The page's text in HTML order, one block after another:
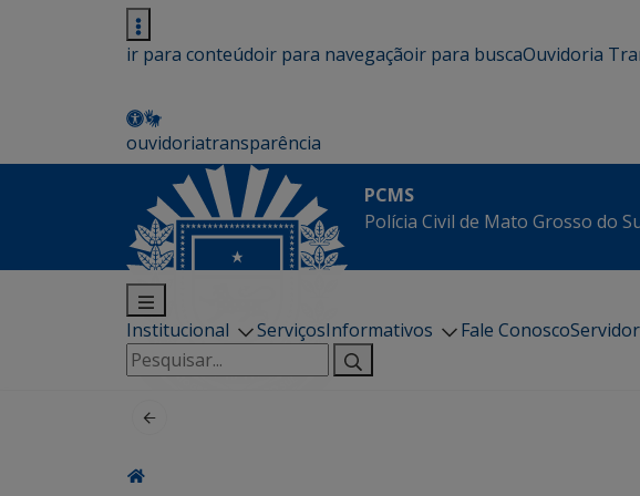
ir para conteúdoir para navegaçãoir para buscaOuvidoria
ouvidoriatransparência
PCMS
Polícia Civil de Mato Grosso do
Institucional ServiçosInformativos Fale ConoscoServidor
Pesquisar
por: